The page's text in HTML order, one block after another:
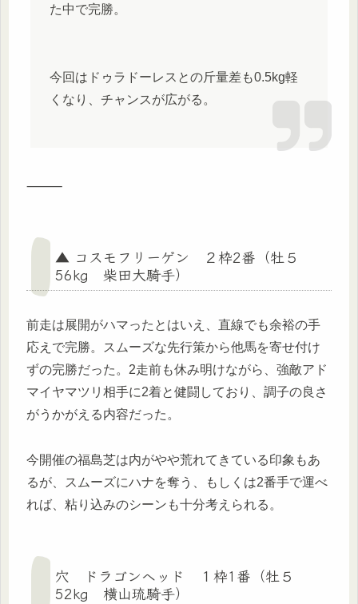
た中で完勝。
今回はドゥラドーレスとの斤量差も0.5kg軽
くなり、チャンスが広がる。
⸻
▲ コスモフリーゲン ２枠2番（牡５
56kg 柴田大騎手）
前走は展開がハマったとはいえ、直線でも余裕の手
応えで完勝。スムーズな先行策から他馬を寄せ付け
ずの完勝だった。2走前も休み明けながら、強敵アド
マイヤマツリ相手に2着と健闘しており、調子の良さ
がうかがえる内容だった。
今開催の福島芝は内がやや荒れてきている印象もあ
るが、スムーズにハナを奪う、もしくは2番手で運べ
れば、粘り込みのシーンも十分考えられる。
穴 ドラゴンヘッド １枠1番（牡５
52kg 横山琉騎手）